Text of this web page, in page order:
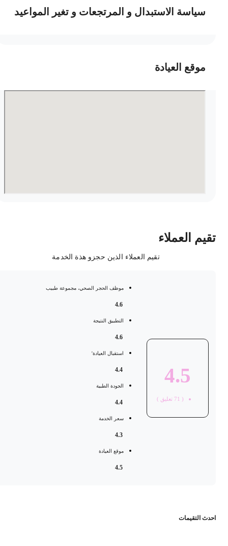
سياسة الاستبدال و المرتجعات و تغير المواعيد
موقع العيادة
العملاء
تقيم العملاء الذين حجزو هذة الخدمة
4.5
71 تعليق )
موظف الحجر الصحي، مجموعة طبيب
التطبيق النتيجة
استقبال العيادة'
الجودة الطبية
سعر الخدمة
موقع العيادة
التقيمات